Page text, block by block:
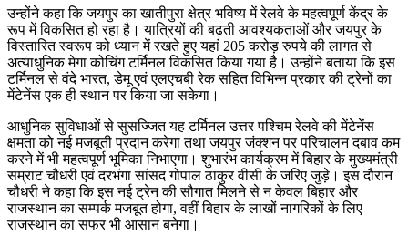
उन्होंने कहा कि जयपुर का खातीपुरा क्षेत्र भविष्य में रेलवे के महत्वपूर्ण केंद्र के
रूप में विकसित हो रहा है। यात्रियों की बढ़ती आवश्यकताओं और जयपुर के
विस्तारित स्वरूप को ध्यान में रखते हुए यहां 205 करोड़ रुपये की लागत से
अत्याधुनिक मेगा कोचिंग टर्मिनल विकसित किया गया है। उन्होंने बताया कि इस
टर्मिनल से वंदे भारत, डेमू एवं एलएचबी रेक सहित विभिन्न प्रकार की ट्रेनों का
मेंटेनेंस एक ही स्थान पर किया जा सकेगा।
आधुनिक सुविधाओं से सुसज्जित यह टर्मिनल उत्तर पश्चिम रेलवे की मेंटेनेंस
क्षमता को नई मजबूती प्रदान करेगा तथा जयपुर जंक्शन पर परिचालन दबाव कम
करने में भी महत्वपूर्ण भूमिका निभाएगा। शुभारंभ कार्यक्रम में बिहार के मुख्यमंत्री
सम्राट चौधरी एवं दरभंगा सांसद गोपाल ठाकुर वीसी के जरिए जुड़े। इस दौरान
चौधरी ने कहा कि इस नई ट्रेन की सौगात मिलने से न केवल बिहार और
राजस्थान का सम्पर्क मजबूत होगा, वहीं बिहार के लाखों नागरिकों के लिए
राजस्थान का सफर भी आसान बनेगा।